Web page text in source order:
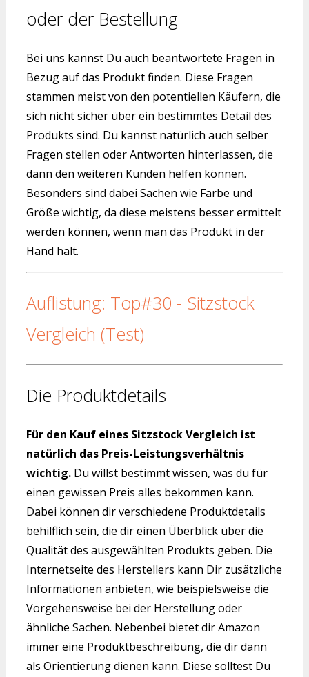
oder der Bestellung
Bei uns kannst Du auch beantwortete Fragen in
Bezug auf das Produkt finden. Diese Fragen
stammen meist von den potentiellen Käufern, die
sich nicht sicher über ein bestimmtes Detail des
Produkts sind. Du kannst natürlich auch selber
Fragen stellen oder Antworten hinterlassen, die
dann den weiteren Kunden helfen können.
Besonders sind dabei Sachen wie Farbe und
Größe wichtig, da diese meistens besser ermittelt
werden können, wenn man das Produkt in der
Hand hält.
Auflistung: Top#30 - Sitzstock
Vergleich (Test)
Die Produktdetails
Für den Kauf eines Sitzstock Vergleich ist
natürlich das Preis-Leistungsverhältnis
wichtig. Du willst bestimmt wissen, was du für
einen gewissen Preis alles bekommen kann.
Dabei können dir verschiedene Produktdetails
behilflich sein, die dir einen Überblick über die
Qualität des ausgewählten Produkts geben. Die
Internetseite des Herstellers kann Dir zusätzliche
Informationen anbieten, wie beispielsweise die
Vorgehensweise bei der Herstellung oder
ähnliche Sachen. Nebenbei bietet dir Amazon
immer eine Produktbeschreibung, die dir dann
als Orientierung dienen kann. Diese solltest Du